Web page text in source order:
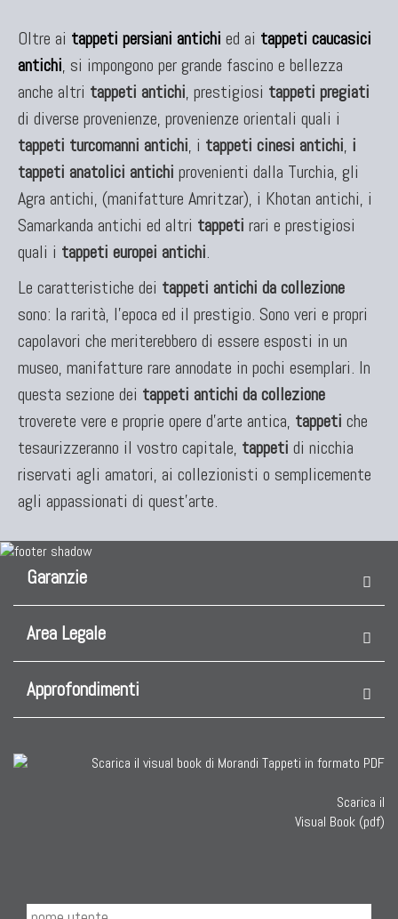
TAPPETI PER ARREDAMENTO
Tappeti Turchi Vecchi E Nuovi
Tappeti Turcomanni Vecchi E Nuovi
Tappeti Ghazni
Tappeti Beluci
Tappeti Dal Mondo
Oltre ai tappeti persiani antichi ed ai tappeti caucasici
antichi, si impongono per grande fascino e bellezza
anche altri tappeti antichi, prestigiosi tappeti pregiati
di diverse provenienze, provenienze orientali quali i
tappeti turcomanni antichi, i tappeti cinesi antichi, i
tappeti anatolici antichi provenienti dalla Turchia, gli
Agra antichi, (manifatture Amritzar), i Khotan antichi, i
Samarkanda antichi ed altri tappeti rari e prestigiosi
quali i tappeti europei antichi.
Le caratteristiche dei tappeti antichi da collezione
sono: la rarità, l'epoca ed il prestigio. Sono veri e propri
capolavori che meriterebbero di essere esposti in un
museo, manifatture rare annodate in pochi esemplari. In
questa sezione dei tappeti antichi da collezione
troverete vere e proprie opere d'arte antica, tappeti che
tesaurizzeranno il vostro capitale, tappeti di nicchia
riservati agli amatori, ai collezionisti o semplicemente
agli appassionati di quest'arte.
Garanzie
Area Legale
Approfondimenti
Scarica il
Visual Book (pdf)